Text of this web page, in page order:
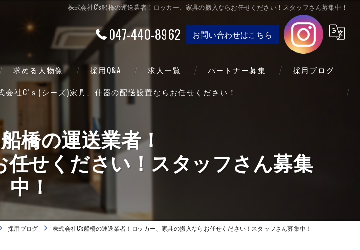
株式会社C's船橋の運送業者！ロッカー、家具の搬入ならお任せください！スタッフさん募集中！
047-440-8962 お問い合わせはこちら
求める人物像 採用Q&A 求人一覧 パートナー募集 採用ブログ
会社C’ｓ(シーズ)家具、什器の配送設置ならお任せください！
橋の運送業者！
せください！スタッフさん募集
中！
採用ブログ 株式会社C's船橋の運送業者！ロッカー、家具の搬入ならお任せください！スタッフさん募集中！